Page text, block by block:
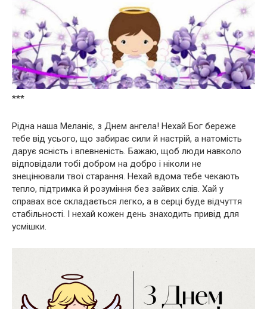
***
Рідна наша Меланіє, з Днем ангела! Нехай Бог береже
тебе від усього, що забирає сили й настрій, а натомість
дарує ясність і впевненість. Бажаю, щоб люди навколо
відповідали тобі добром на добро і ніколи не
знецінювали твої старання. Нехай вдома тебе чекають
тепло, підтримка й розуміння без зайвих слів. Хай у
справах все складається легко, а в серці буде відчуття
стабільності. І нехай кожен день знаходить привід для
усмішки.